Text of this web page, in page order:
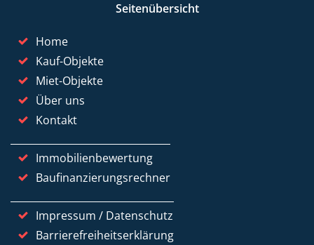
Seitenübersicht
Home
Kauf-Objekte
Miet-Objekte
Über uns
Kontakt
Immobilienbewertung
Baufinanzierungsrechner
Impressum / Datenschutz
Barrierefreiheitserklärung